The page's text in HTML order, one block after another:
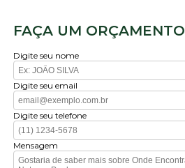
FAÇA UM ORÇAMENTO
Digite seu nome
Digite seu email
Digite seu telefone
Mensagem